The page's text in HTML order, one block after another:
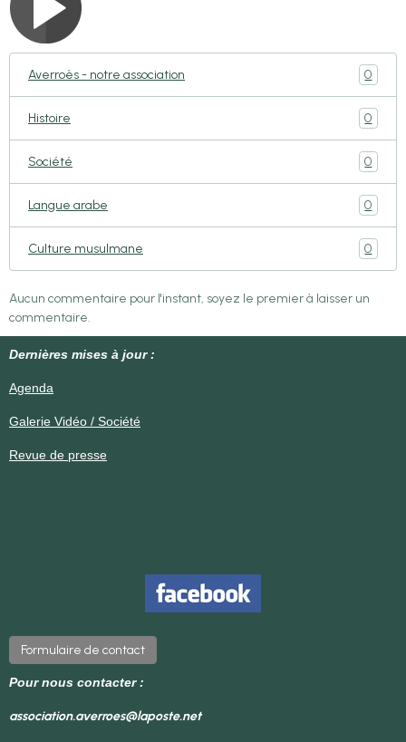
Averroès - notre association 0
Histoire 0
Société 0
Langue arabe 0
Culture musulmane 0
Aucun commentaire pour l'instant, soyez le premier à laisser un
commentaire.
Dernières mises à jour :
Agenda
Galerie Vidéo / Société
Revue de presse
Formulaire de contact
Pour nous contacter :
association.averroes@laposte.net